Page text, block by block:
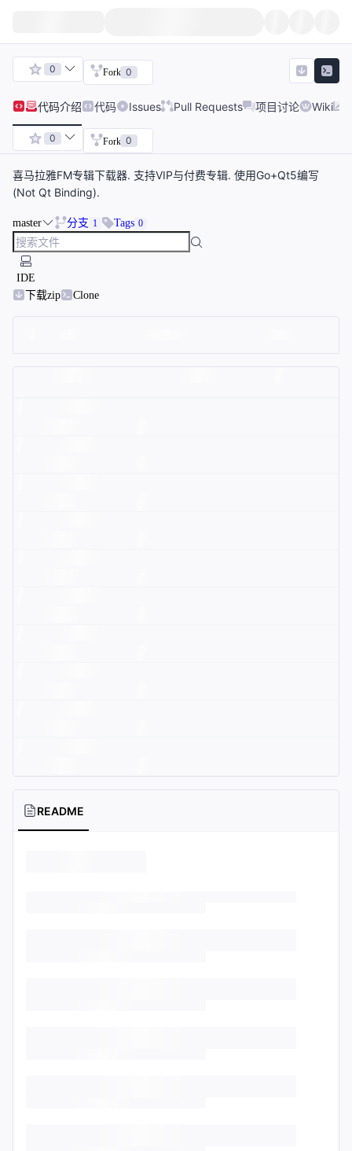
0 Fork 0
代码介绍 代码 Issues Pull Requests 项目讨论 Wiki
0 Fork 0
喜马拉雅FM专辑下载器. 支持VIP与付费专辑. 使用Go+Qt5编写
(Not Qt Binding).
master 分支 1 Tags 0
IDE
下载zip
Clone
README